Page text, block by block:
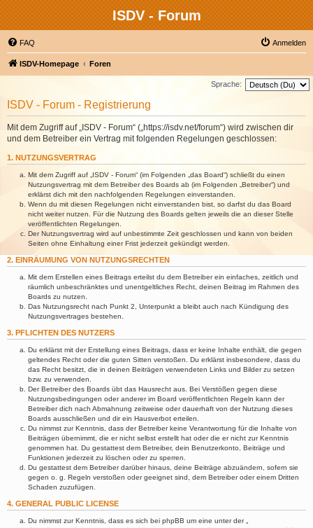
ISDV - Forum
FAQ Anmelden
ISDV-Homepage Foren
Sprache:
ISDV - Forum - Registrierung
Mit dem Zugriff auf „ISDV - Forum“ („https://isdv.net/forum“) wird zwischen dir
und dem Betreiber ein Vertrag mit folgenden Regelungen geschlossen:
1. NUTZUNGSVERTRAG
Mit dem Zugriff auf „ISDV - Forum“ (im Folgenden „das Board“) schließt du einen
Nutzungsvertrag mit dem Betreiber des Boards ab (im Folgenden „Betreiber“) und
erklärst dich mit den nachfolgenden Regelungen einverstanden.
Wenn du mit diesen Regelungen nicht einverstanden bist, so darfst du das Board
nicht weiter nutzen. Für die Nutzung des Boards gelten jeweils die an dieser Stelle
veröffentlichten Regelungen.
Der Nutzungsvertrag wird auf unbestimmte Zeit geschlossen und kann von beiden
Seiten ohne Einhaltung einer Frist jederzeit gekündigt werden.
2. EINRÄUMUNG VON NUTZUNGSRECHTEN
Mit dem Erstellen eines Beitrags erteilst du dem Betreiber ein einfaches, zeitlich und
räumlich unbeschränktes und unentgeltliches Recht, deinen Beitrag im Rahmen des
Boards zu nutzen.
Das Nutzungsrecht nach Punkt 2, Unterpunkt a bleibt auch nach Kündigung des
Nutzungsvertrages bestehen.
3. PFLICHTEN DES NUTZERS
Du erklärst mit der Erstellung eines Beitrags, dass er keine Inhalte enthält, die gegen
geltendes Recht oder die guten Sitten verstoßen. Du erklärst insbesondere, dass du
das Recht besitzt, die in deinen Beiträgen verwendeten Links und Bilder zu setzen
bzw. zu verwenden.
Der Betreiber des Boards übt das Hausrecht aus. Bei Verstößen gegen diese
Nutzungsbedingungen oder anderer im Board veröffentlichten Regeln kann der
Betreiber dich nach Abmahnung zeitweise oder dauerhaft von der Nutzung dieses
Boards ausschließen und dir ein Hausverbot erteilen.
Du nimmst zur Kenntnis, dass der Betreiber keine Verantwortung für die Inhalte von
Beiträgen übernimmt, die er nicht selbst erstellt hat oder die er nicht zur Kenntnis
genommen hat. Du gestattest dem Betreiber, dein Benutzerkonto, Beiträge und
Funktionen jederzeit zu löschen oder zu sperren.
Du gestattest dem Betreiber darüber hinaus, deine Beiträge abzuändern, sofern sie
gegen o. g. Regeln verstoßen oder geeignet sind, dem Betreiber oder einem Dritten
Schaden zuzufügen.
4. GENERAL PUBLIC LICENSE
Du nimmst zur Kenntnis, dass es sich bei phpBB um eine unter der „